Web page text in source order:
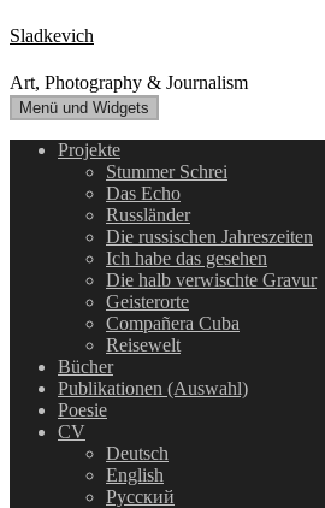
Zum
Inhalt
springen
Sladkevich
Art, Photography & Journalism
Menü und Widgets
Projekte
Stummer Schrei
Das Echo
Russländer
Die russischen Jahreszeiten
Ich habe das gesehen
Die halb verwischte Gravur
Geisterorte
Compañera Cuba
Reisewelt
Bücher
Publikationen (Auswahl)
Poesie
CV
Deutsch
English
Русский